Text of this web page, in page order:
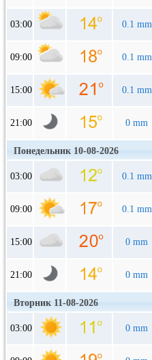
03:00 0.1 mm
09:00 0.1 mm
15:00 0.1 mm
21:00 0 mm
Понедельник 10-08-2026
03:00 0.1 mm
09:00 0.1 mm
15:00 0 mm
21:00 0 mm
Вторник 11-08-2026
03:00 0 mm